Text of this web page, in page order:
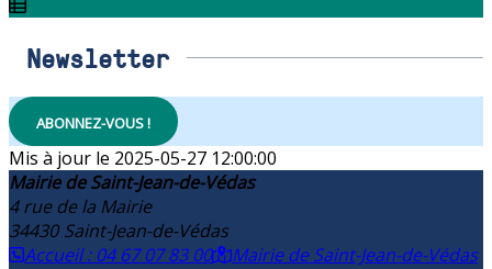
Newsletter
ABONNEZ-VOUS !
2025-05-27 12:00:00
Mairie de Saint-Jean-de-Védas
4 rue de la Mairie
34430 Saint-Jean-de-Védas
Accueil : 04 67 07 83 00
Mairie de Saint-Jean-de-Védas